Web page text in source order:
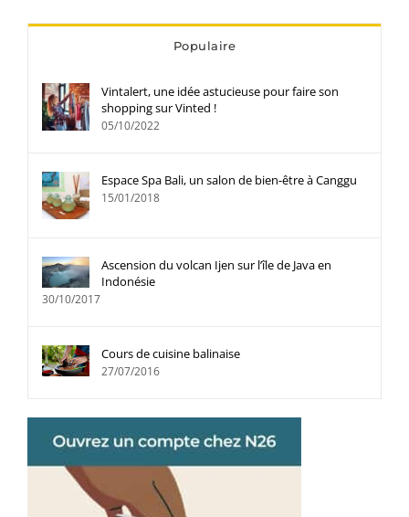
Populaire
Vintalert, une idée astucieuse pour faire son
shopping sur Vinted !
05/10/2022
Espace Spa Bali, un salon de bien-être à Canggu
15/01/2018
Ascension du volcan Ijen sur l’île de Java en
Indonésie
30/10/2017
Cours de cuisine balinaise
27/07/2016